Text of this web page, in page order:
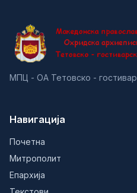
МПЦ - ОА Тетовско -
Навигација
Почетна
Митрополит
Епархија